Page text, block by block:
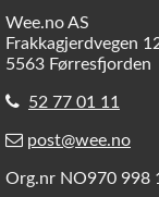
Wee.no AS
Frakkagjerdvegen
5563 Førresfjorden
52 77 01 11
post@wee.no
Org.nr NO970 998